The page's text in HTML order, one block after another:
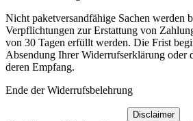
Nicht paketversandfähige Sachen werden
Verpflichtungen zur Erstattung von
von 30 Tagen erfüllt werden. Die Frist
Absendung Ihrer Widerrufserklärung oder
deren Empfang.
Ende der Widerrufsbelehrung
Disclaimer